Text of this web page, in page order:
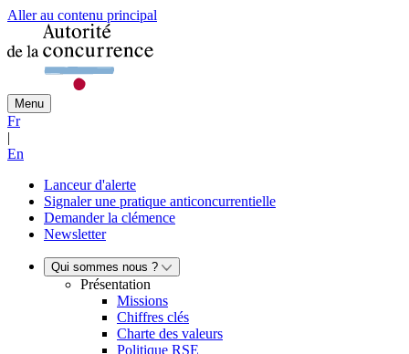
Aller au contenu principal
Menu
Fr
|
En
Lanceur d'alerte
Signaler une pratique anticoncurrentielle
Demander la clémence
Newsletter
Qui sommes nous ?
Présentation
Missions
Chiffres clés
Charte des valeurs
Politique RSE